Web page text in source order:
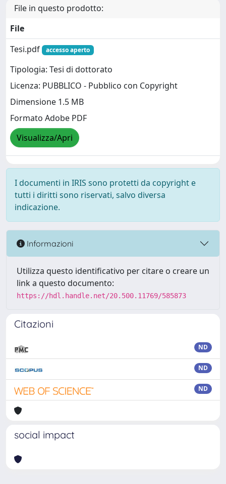
File in questo prodotto:
File
Tesi.pdf
accesso aperto
Tipologia: Tesi di dottorato
Licenza: PUBBLICO - Pubblico con Copyright
Dimensione 1.5 MB
Formato Adobe PDF
Visualizza/Apri
I documenti in IRIS sono protetti da copyright e
tutti i diritti sono riservati, salvo diversa
indicazione.
Informazioni
Utilizza questo identificativo per citare o creare un
link a questo documento:
https://hdl.handle.net/20.500.11769/585873
Citazioni
ND
ND
ND
social impact